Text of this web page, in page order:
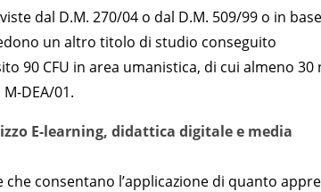
dal D.M. 270/04 o dal D.M. 509/99 o in
un altro titolo di studio conseguito
90 CFU in area umanistica, di cui almeno 30
DEA/01.
E-learning, didattica digitale e media
consentano l’applicazione di quanto